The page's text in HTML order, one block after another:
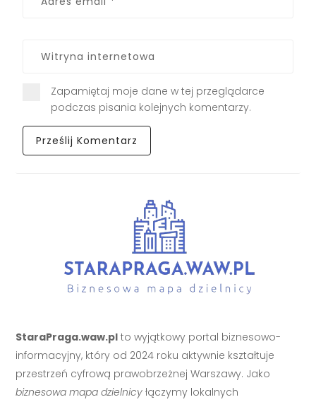
Zapamiętaj moje dane w tej przeglądarce
podczas pisania kolejnych komentarzy.
StaraPraga.waw.pl to wyjątkowy portal biznesowo-
informacyjny, który od 2024 roku aktywnie kształtuje
przestrzeń cyfrową prawobrzeżnej Warszawy. Jako
biznesowa mapa dzielnicy łączymy lokalnych